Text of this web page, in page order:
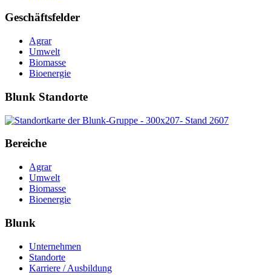
Geschäftsfelder
Agrar
Umwelt
Biomasse
Bioenergie
Blunk Standorte
Bereiche
Agrar
Umwelt
Biomasse
Bioenergie
Blunk
Unternehmen
Standorte
Karriere / Ausbildung